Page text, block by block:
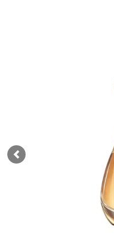
Previous